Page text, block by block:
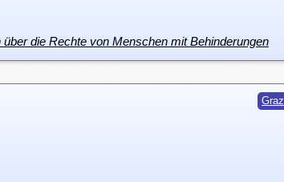
die Rechte von Menschen mit Behinderungen
Graz